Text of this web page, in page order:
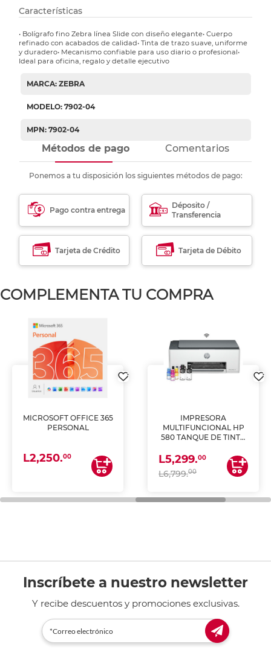
Características
• Bolígrafo fino Zebra línea Slide con diseño elegante• Cuerpo
refinado con acabados de calidad• Tinta de trazo suave, uniforme
y duradero• Mecanismo confiable para uso diario o profesional•
Ideal para oficina, regalo y detalle ejecutivo
MARCA: ZEBRA
MODELO: 7902-04
MPN: 7902-04
Métodos de pago Comentarios
Ponemos a tu disposición los siguientes métodos de pago:
Pago contra entrega
Déposito /
Transferencia
Tarjeta de Crédito Tarjeta de Débito
COMPLEMENTA TU COMPRA
MICROSOFT OFFICE 365
PERSONAL
L2,250.00
IMPRESORA
MULTIFUNCIONAL HP
580 TANQUE DE TINTA
ESCANEA)
L5,299.00
L6,799.00
Inscríbete a nuestro newsletter
Y recibe descuentos y promociones exclusivas.